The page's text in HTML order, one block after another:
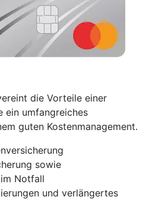
die Vorteile einer
ein umfangreiches
guten Kostenmanagement.
sowie
Notfall
und verlängertes